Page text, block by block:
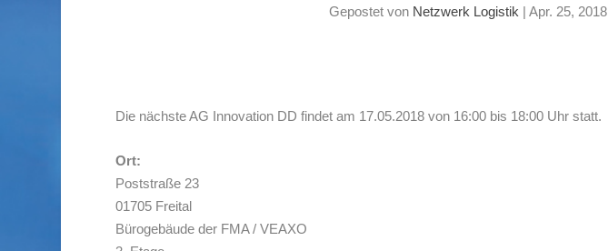
Gepostet von Netzwerk Logistik | Apr. 25, 2018
Die nächste AG Innovation DD findet am 17.05.2018 von 16:00 bis 18:00 Uhr statt.
Ort:
Poststraße 23
01705 Freital
Bürogebäude der FMA / VEAXO